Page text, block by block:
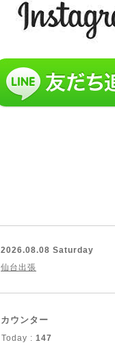
2026.08.08 Saturday
仙台出張
カウンター
Today : 147